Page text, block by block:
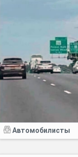
Автомобилисты